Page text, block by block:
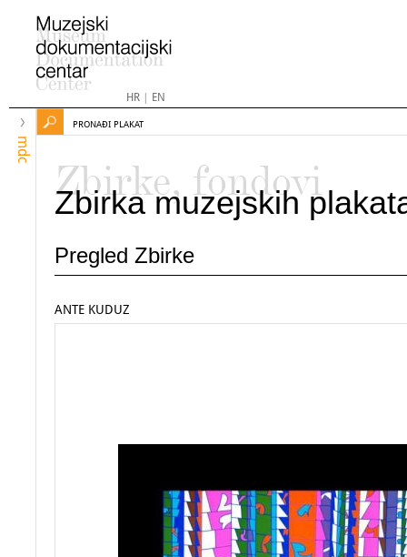
HR| EN
mdc
PRONAĐI PLAKAT
Zbirke, fondovi
Zbirka muzejskih
Pregled Zbirke
ANTE KUDUZ